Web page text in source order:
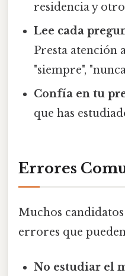
residencia y
Lee cada
Presta atención
"siempre",
Confía en tu
que has
Errores
Muchos
errores que
No estudiar el